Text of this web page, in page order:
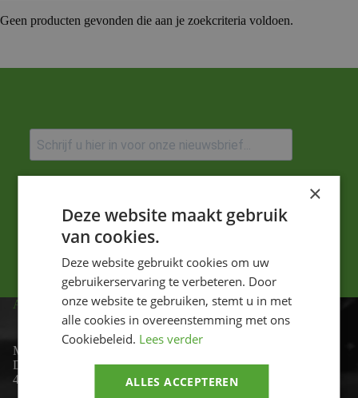
Geen producten gevonden die aan je zoekcriteria voldoen.
Versturen
ADRES
Motor-id
De Lind 17
4841 KC Prinsenbeek
×
Deze website maakt gebruik
van cookies.
Deze website gebruikt cookies om uw
gebruikerservaring te verbeteren. Door
onze website te gebruiken, stemt u in met
alle cookies in overeenstemming met ons
Cookiebeleid. Lees verder
ALLES ACCEPTEREN